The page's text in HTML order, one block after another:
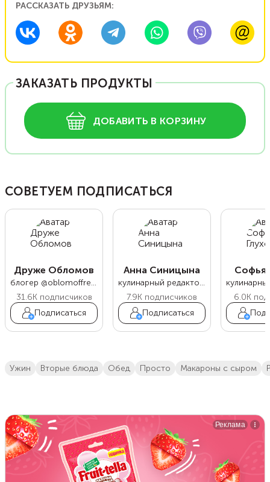
РАССКАЗАТЬ ДРУЗЬЯМ:
ЗАКАЗАТЬ ПРОДУКТЫ
ДОБАВИТЬ В КОРЗИНУ
СОВЕТУЕМ ПОДПИСАТЬСЯ
Друже Обломов
блогер @oblomoffrecipe
31.6Kподписчиков
Подписаться
Анна Синицына
кулинарный редактор Food.ru
7.9K подписчиков
Подписаться
Софья
6.0K
ужин вторые блюда обед просто макароны с сыром